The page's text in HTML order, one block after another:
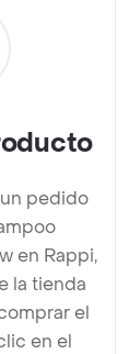
pedido
en Rappi,
la tienda
el
en el